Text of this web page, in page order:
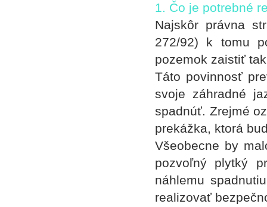
1. Čo je potrebné
Najskôr právna
272/92) k tomu
pozemok zaistiť
Táto povinnosť
svoje záhradné
spadnúť. Zrejmé
prekážka, ktorá
Všeobecne by
pozvoľný plytký
náhlemu
realizovať